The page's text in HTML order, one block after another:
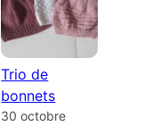
Trio de
bonnets
30 octobre